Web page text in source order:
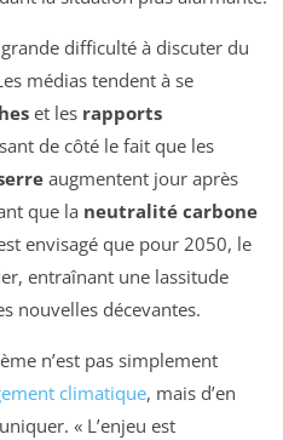
difficulté à discuter du
médias tendent à se
et les rapports
de côté le fait que les
augmentent jour après
que la neutralité carbone
envisagé que pour 2050, le
entraînant une lassitude
nouvelles décevantes.
n’est pas simplement
climatique, mais d’en
« L’enjeu est